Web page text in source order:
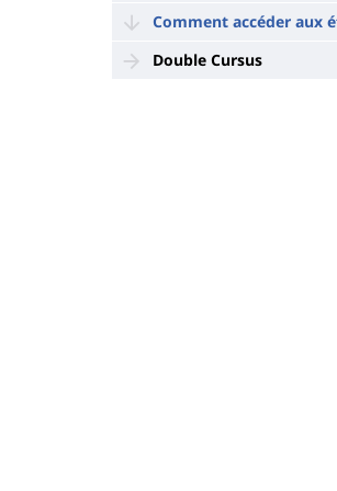
Comment accéder aux
Double Cursus